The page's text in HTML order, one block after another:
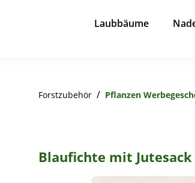
Laubbäume
Forstzubehör / Pflanzen
Blaufichte mit Jutesack